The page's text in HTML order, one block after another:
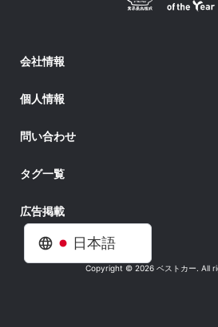
日本語
会社情報
個人情報
問い合わせ
タグ一覧
広告掲載
Copyright © 2026 ベストカー. All